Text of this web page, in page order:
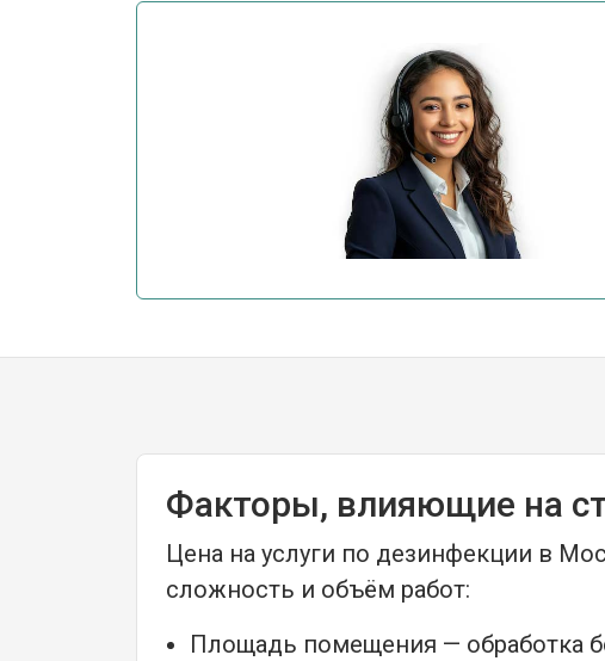
Факторы, влияющие на
Цена на услуги по дезинфекции в
сложность и объём работ:
Площадь помещения — обработка